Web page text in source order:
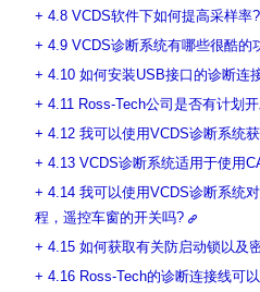
4.8 VCDS软件下如何提高采样率?
4.9 VCDS诊断系统有哪些很酷的
4.10 如何安装USB接口的诊断连
4.11 Ross-Tech公司是否有计划
4.12 我可以使用VCDS诊断系统
4.13 VCDS诊断系统适用于使用
4.14 我可以使用VCDS诊断系统
程，遥控车窗的开关吗?
4.15 如何获取有关防启动锁以及
4.16 Ross-Tech的诊断连接线可